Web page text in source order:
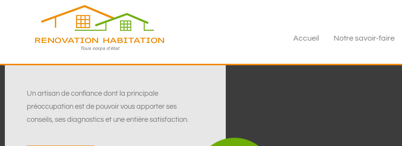
Accueil Notre savoir-faire
Un artisan de confiance dont la principale
préoccupation est de pouvoir vous apporter ses
conseils, ses diagnostics et une entière satisfaction.